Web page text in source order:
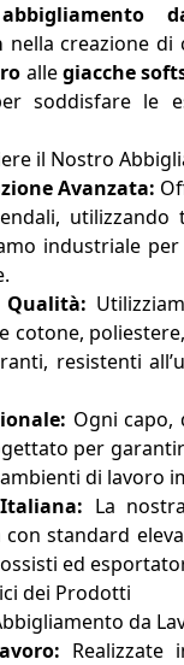
nella creazione di
allegiacche
soddisfare le
il Nostro
Avanzata:
utilizzando
industriale
cotone,
resistenti
Ogni capo,
per
di lavoro
La nostra
con standard
ed
dei Prodotti
da